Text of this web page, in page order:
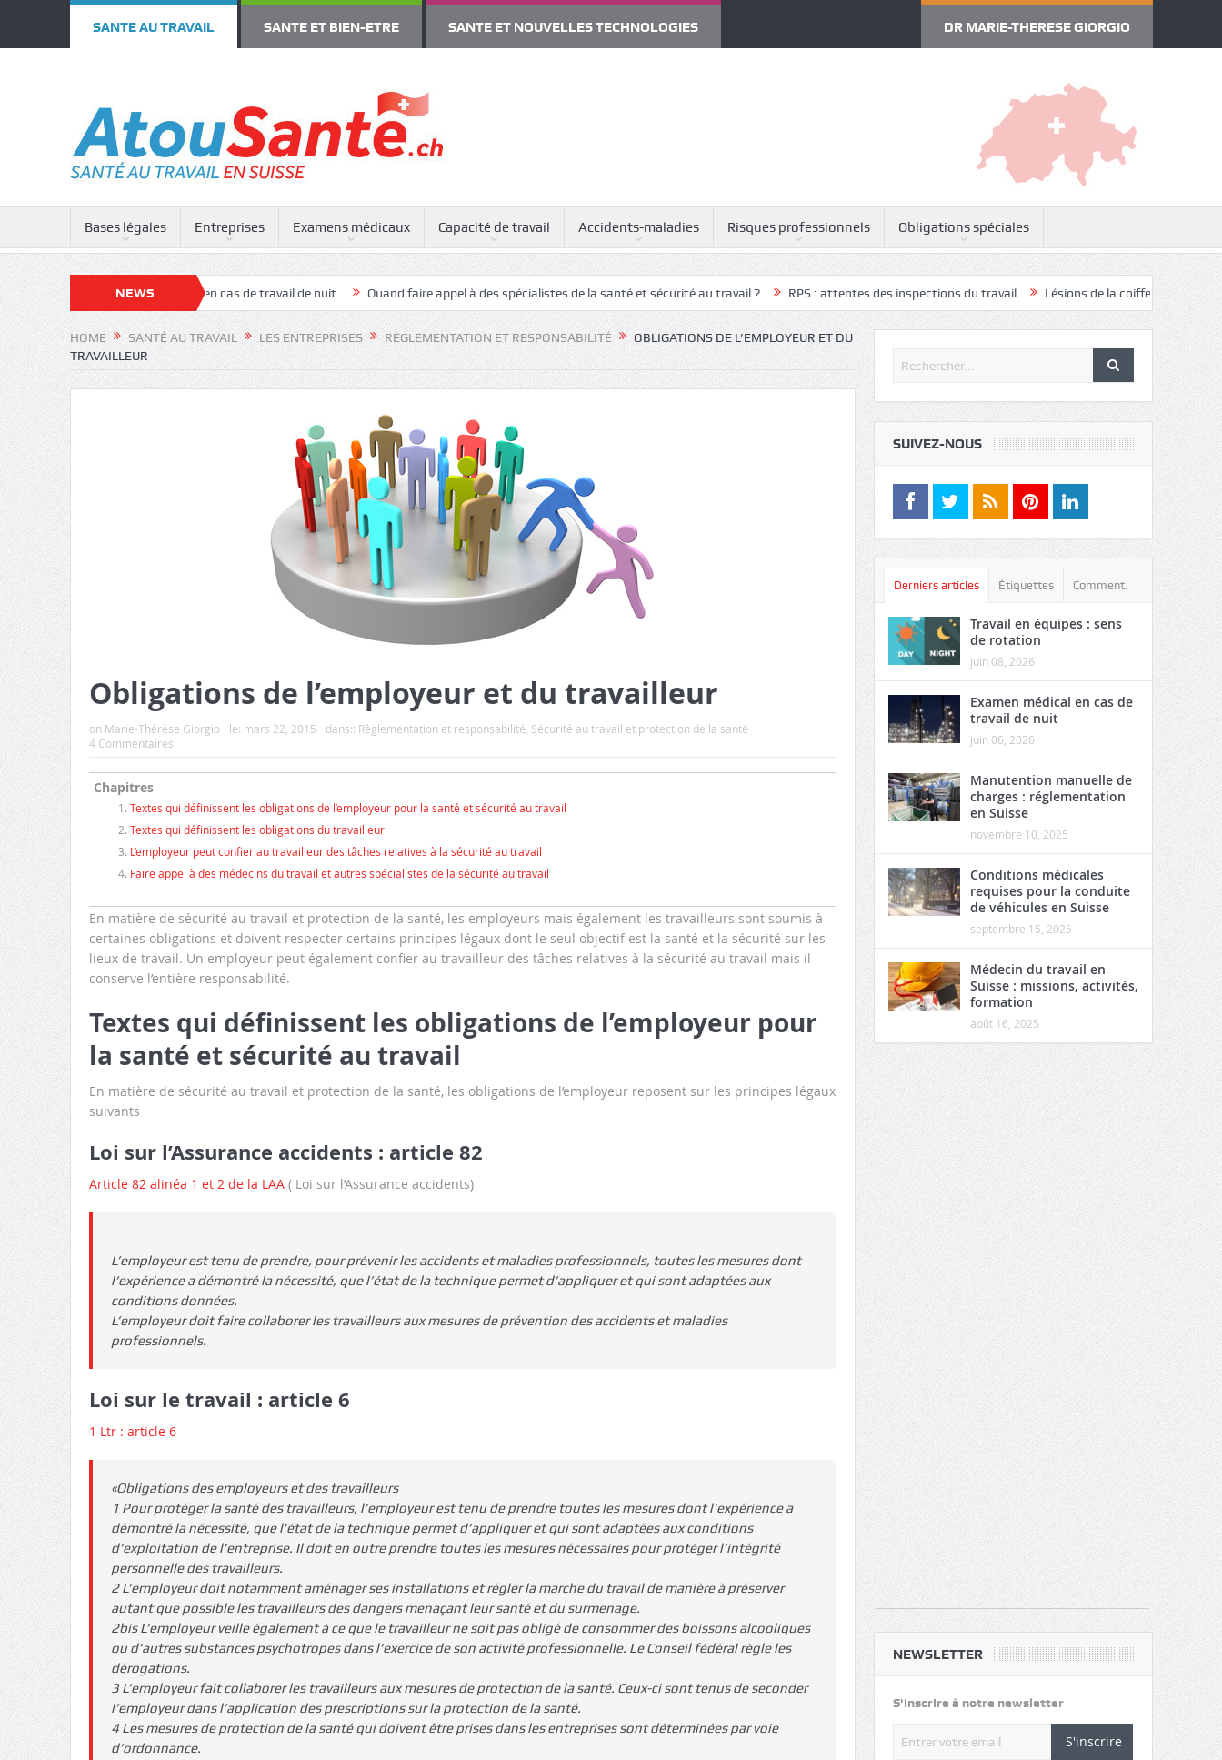
SANTE AU TRAVAIL SANTE ET BIEN-ETRE SANTE ET NOUVELLES TECHNOLOGIES DR MARIE-THERESE GIORGIO
Bases légales Entreprises Examens médicaux Capacité de travail Accidents-maladies Risques professionnels Obligations spéciales
NEWS
Examen médical en cas de travail de nuit Quand faire appel à des spécialistes de la santé et sécurité au travail ? RPS : attentes des inspections du travail Lésions de la coiffe des rotateurs
HOME SANTÉ AU TRAVAIL LES ENTREPRISES RÈGLEMENTATION ET RESPONSABILITÉ
OBLIGATIONS DE L’EMPLOYEUR ET DU
TRAVAILLEUR
Obligations de l’employeur et du travailleur
on Marie-Thérèse Giorgio le: mars 22, 2015 dans:: Règlementation et responsabilité Sécurité au travail et protection de la santé
4 Commentaires
Chapitres
Textes qui définissent les obligations de l’employeur pour la santé et sécurité au travail
Textes qui définissent les obligations du travailleur
L’employeur peut confier au travailleur des tâches relatives à la sécurité au travail
Faire appel à des médecins du travail et autres spécialistes de la sécurité au travail
En matière de sécurité au travail et protection de la santé, les employeurs mais également les travailleurs sont soumis à
certaines obligations et doivent respecter certains principes légaux dont le seul objectif est la santé et la sécurité sur les
lieux de travail. Un employeur peut également confier au travailleur des tâches relatives à la sécurité au travail mais il
conserve l’entière responsabilité.
Textes qui définissent les obligations de l’employeur pour
la santé et sécurité au travail
En matière de sécurité au travail et protection de la santé, les obligations de l’employeur reposent sur les principes légaux
suivants
Loi sur l’Assurance accidents : article 82
Article 82 alinéa 1 et 2 de la LAA( Loi sur l’Assurance accidents)
L’employeur est tenu de prendre, pour prévenir les accidents et maladies professionnels, toutes les mesures dont
l’expérience a démontré la nécessité, que l’état de la technique permet d’appliquer et qui sont adaptées aux
conditions données.
L’employeur doit faire collaborer les travailleurs aux mesures de prévention des accidents et maladies
professionnels.
Loi sur le travail : article 6
1 Ltr : article 6
«Obligations des employeurs et des travailleurs
1 Pour protéger la santé des travailleurs, l’employeur est tenu de prendre toutes les mesures dont l’expérience a
démontré la nécessité, que l’état de la technique permet d’appliquer et qui sont adaptées aux conditions
d’exploitation de l’entreprise. Il doit en outre prendre toutes les mesures nécessaires pour protéger l’intégrité
personnelle des travailleurs.
2 L’employeur doit notamment aménager ses installations et régler la marche du travail de manière à préserver
autant que possible les travailleurs des dangers menaçant leur santé et du surmenage.
2bis L’employeur veille également à ce que le travailleur ne soit pas obligé de consommer des boissons alcooliques
ou d’autres substances psychotropes dans l’exercice de son activité professionnelle. Le Conseil fédéral règle les
dérogations.
3 L’employeur fait collaborer les travailleurs aux mesures de protection de la santé. Ceux-ci sont tenus de seconder
l’employeur dans l’application des prescriptions sur la protection de la santé.
4 Les mesures de protection de la santé qui doivent être prises dans les entreprises sont déterminées par voie
d’ordonnance.
SUIVEZ-NOUS
Derniers articles Étiquettes Comment.
Travail en équipes : sens
de rotation
juin 08, 2026
Examen médical en cas de
travail de nuit
juin 06, 2026
Manutention manuelle de
charges : réglementation
en Suisse
novembre 10, 2025
Conditions médicales
requises pour la conduite
de véhicules en Suisse
septembre 15, 2025
Médecin du travail en
Suisse : missions, activités,
formation
août 16, 2025
NEWSLETTER
S'inscrire à notre newsletter
S'inscrire